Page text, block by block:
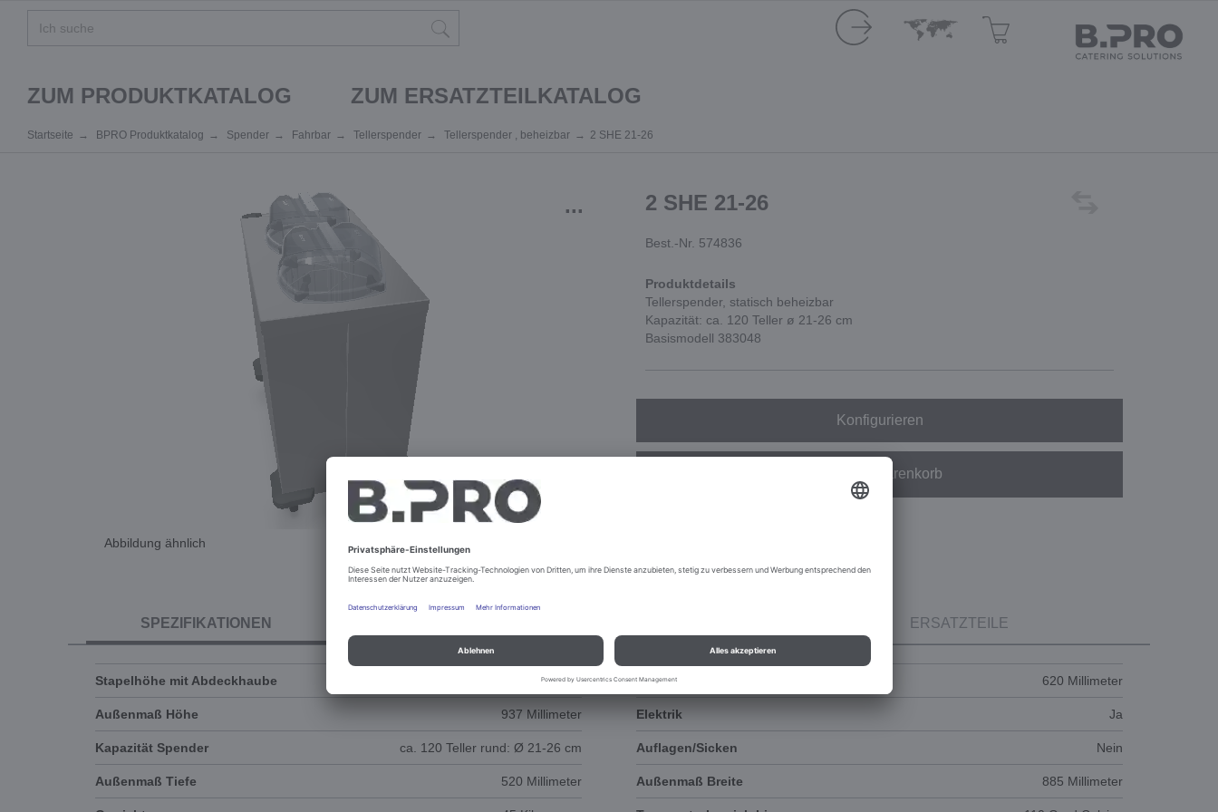
ZUM PRODUKTKATALOG ZUM ERSATZTEILKATALOG
Startseite BPRO Produktkatalog Spender Fahrbar Tellerspender Tellerspender , beheizbar 2 SHE 21-26
...
Abbildung ähnlich
2 SHE 21-26
Best.-Nr. 574836
Produktdetails
Tellerspender, statisch beheizbar
Kapazität: ca. 120 Teller ø 21-26 cm
Basismodell 383048
Konfigurieren
In den Warenkorb
SPEZIFIKATIONEN ERSATZTEILE
Stapelhöhe mit Abdeckhaube 670 Millimeter Stapelhöhe ohne Abdeckhaube 620 Millimeter
Außenmaß Höhe 937 Millimeter Elektrik Ja
Kapazität Spender ca. 120 Teller rund: Ø 21-26 cm Auflagen/Sicken Nein
Außenmaß Tiefe 520 Millimeter Außenmaß Breite 885 Millimeter